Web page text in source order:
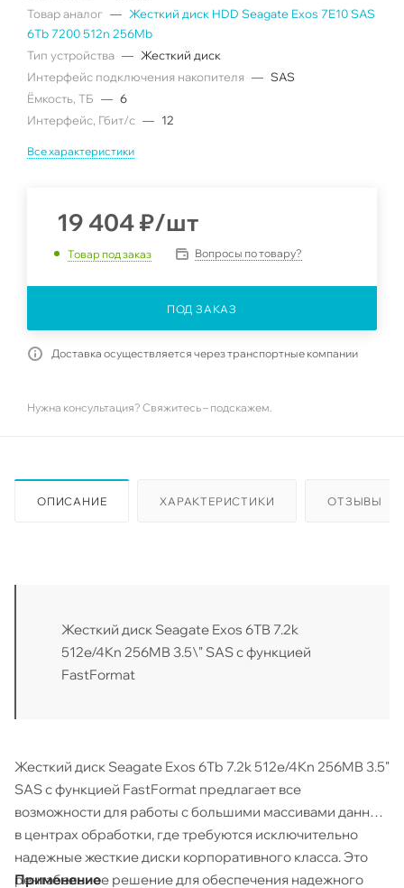
Товар аналог — Жесткий диск HDD Seagate Exos 7E10 SAS
6Tb 7200 512n 256Mb
Тип устройства — Жесткий диск
Интерфейс подключения накопителя — SAS
Ëмкость, ТБ — 6
Интерфейс, Гбит/с — 12
Все характеристики
19 404₽/шт
Товар под заказ Вопросы по товару?
ПОД ЗАКАЗ
Доставка осуществляется через транспортные компании
Нужна консультация? Свяжитесь – подскажем.
ОПИСАНИЕ ХАРАКТЕРИСТИКИ ОТЗЫВЫ
Жесткий диск Seagate Exos 6TB 7.2k
512e/4Kn 256MB 3.5\" SAS с функцией
FastFormat
Жесткий диск Seagate Exos 6Tb 7.2k 512e/4Kn 256MB 3.5"
SAS с функцией FastFormat предлагает все
возможности для работы с большими массивами данных
в центрах обработки, где требуются исключительно
надежные жесткие диски корпоративного класса. Это
рентабельное решение для обеспечения надежного
Применение